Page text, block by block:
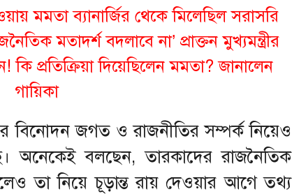
মমতা ব্যানার্জির থেকে মিলেছিল সরাসরি
মতাদর্শ বদলাবে না’ প্রাক্তন মুখ্যমন্ত্রীর
প্রতিক্রিয়া দিয়েছিলেন মমতা? জানালেন
গায়িকা
বিনোদন জগত ও রাজনীতির সম্পর্ক নিয়েও
বলছেন, তারকাদের রাজনৈতিক
তা নিয়ে চূড়ান্ত রায় দেওয়ার আগে তথ্য